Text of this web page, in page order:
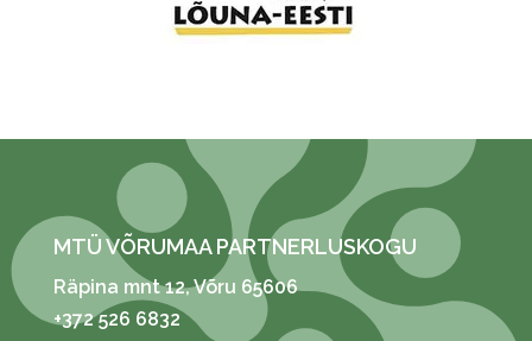
MTÜ VÕRUMAA PARTNERLUSKOGU
Räpina mnt 12, Võru 65606
+372 526 6832